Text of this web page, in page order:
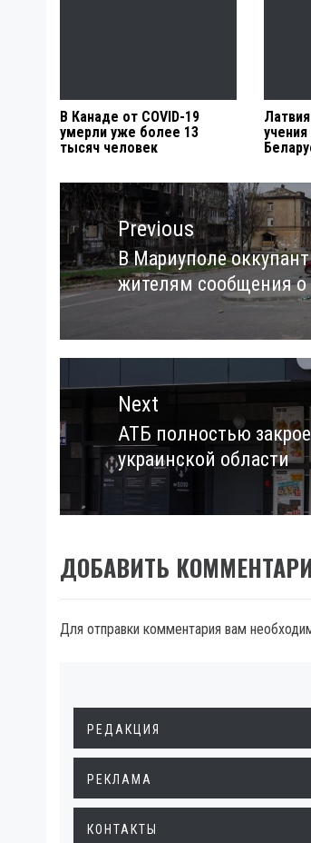
В Канаде от COVID-19
умерли уже более 13
тысяч человек
Навигация
по
записямPrevious
Previous
post:
В Мариуполе
жителям сообщения
Next
Next
post:
АТБ полностью
украинской области
ДОБАВИТЬ
Для отправки комментария вам
РЕДАКЦИЯ
РЕКЛАМА
КОНТАКТЫ